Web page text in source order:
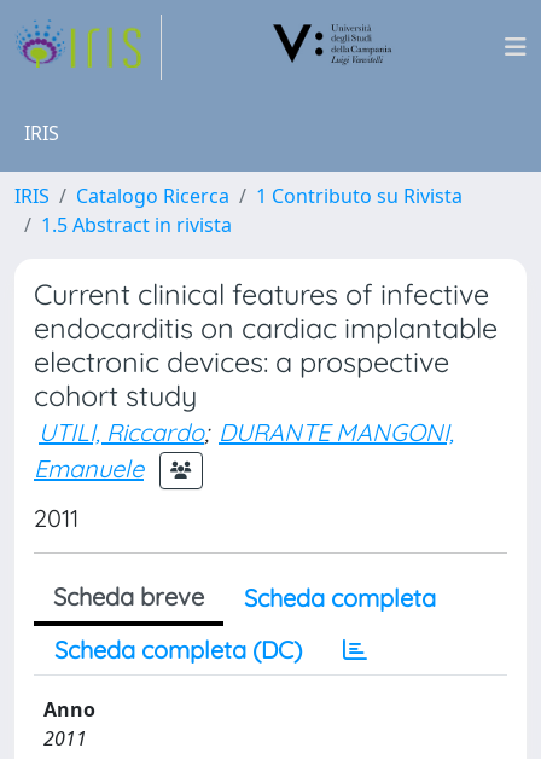
IRIS
IRIS Catalogo Ricerca
1 Contributo su Rivista
1.5 Abstract in rivista
Current clinical features of infective
endocarditis on cardiac implantable
electronic devices: a prospective
cohort study
UTILI, Riccardo; DURANTE MANGONI,
Emanuele
2011
Scheda breve
Scheda completa
Scheda completa (DC)
Anno
2011